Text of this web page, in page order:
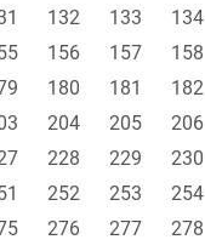
132 133 134
156 157 158
180 181 182
204 205 206
228 229 230
252 253 254
276 277 278